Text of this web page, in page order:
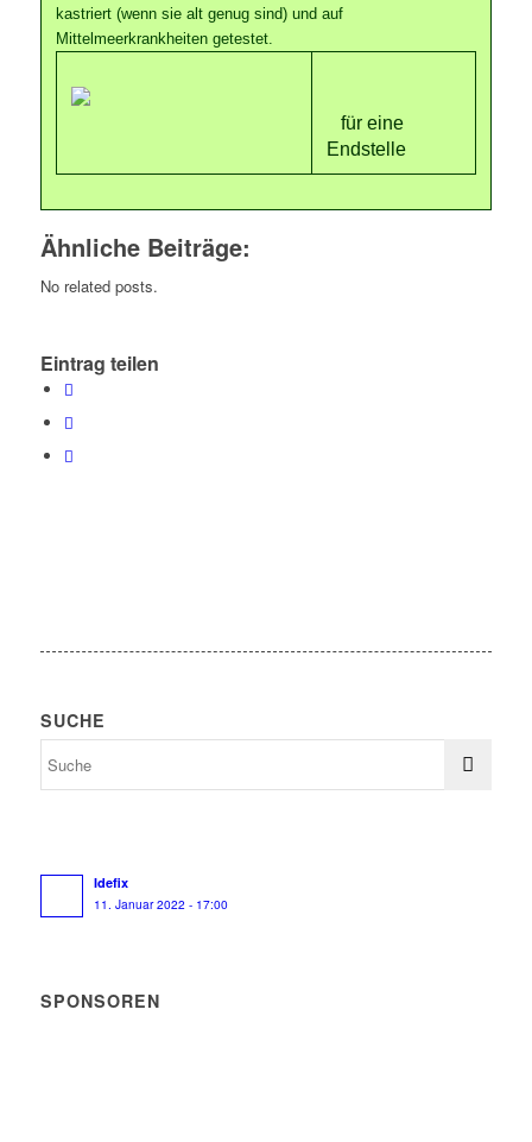
kastriert (wenn sie alt genug sind) und auf
Mittelmeerkrankheiten getestet.
für eine
Endstelle
Ähnliche Beiträge:
No related posts.
Eintrag teilen
SUCHE
Idefix
11. Januar 2022 - 17:00
SPONSOREN